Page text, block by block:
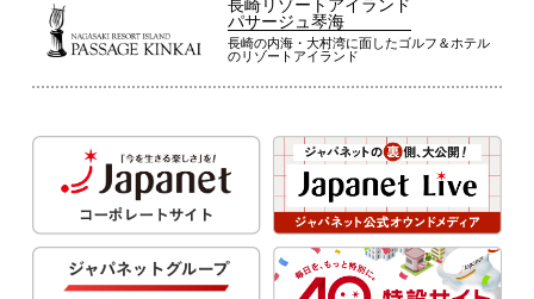
長崎リゾートアイランド
パサージュ琴海
長崎の内海・大村湾に面したゴルフ＆ホテル
のリゾートアイランド